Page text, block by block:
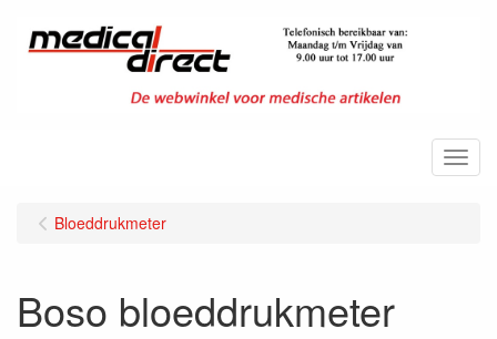
Menu
Bloeddrukmeter
Boso bloeddrukmeter